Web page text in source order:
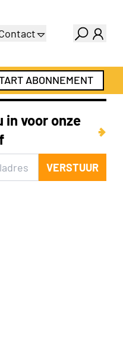
ABONNEMENT
in voor onze
VERSTUUR